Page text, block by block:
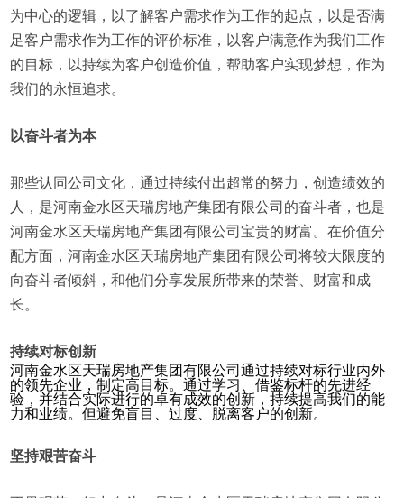
为中心的逻辑，以了解客户需求作为工作的起点，以是否满
足客户需求作为工作的评价标准，以客户满意作为我们工作
的目标，以持续为客户创造价值，帮助客户实现梦想，作为
我们的永恒追求。
以奋斗者为本
那些认同公司文化，通过持续付出超常的努力，创造绩效的
人，是河南金水区天瑞房地产集团有限公司的奋斗者，也是
河南金水区天瑞房地产集团有限公司宝贵的财富。在价值分
配方面，河南金水区天瑞房地产集团有限公司将较大限度的
向奋斗者倾斜，和他们分享发展所带来的荣誉、财富和成
长。
持续对标创新
河南金水区天瑞房地产集团有限公司通过持续对标行业内外
的领先企业，制定高目标。通过学习、借鉴标杆的先进经
验，并结合实际进行的卓有成效的创新，持续提高我们的能
力和业绩。但避免盲目、过度、脱离客户的创新。
坚持艰苦奋斗